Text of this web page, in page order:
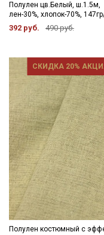
Полулен цв.Белый, ш.1.5м,
лен-30%, хлопок-70%,
392 руб. 490 руб.
СКИДКА 20%
Полулен костюмный с
Ознакомлен(а) с
данныхи даю
данных
информационных